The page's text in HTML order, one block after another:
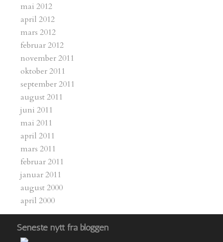
mai 2012
april 2012
mars 2012
februar 2012
november 2011
oktober 2011
september 2011
august 2011
juni 2011
mai 2011
april 2011
mars 2011
februar 2011
januar 2011
august 2000
april 2000
Seneste nytt fra bloggen